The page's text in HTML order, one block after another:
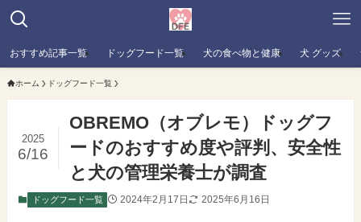
おすすめ記事一覧 ドッグフード一覧 犬の食べ物と健康 犬 グッズ
ホーム ドッグフード一覧
OBREMO（オブレモ）ドッグフ
ードのおすすめ度や評判、安全性
と犬の管理栄養士が調査
2025
6/16
ドッグフード一覧 2024年2月17日 2025年6月16日